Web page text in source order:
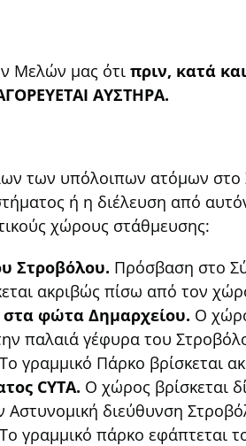
Μελών μας ότι πριν, κατά
ΑΥΣΤΗΡΑ.
των υπόλοιπων ατόμων στο
ή η διέλευση από
χώρους στάθμευσης:
Στροβόλου. Πρόσβαση στο
ακριβώς πίσω από τον
φώτα Δημαρχείου. Ο
παλαιά γέφυρα του
γραμμικό Πάρκο βρίσκεται
CYTA. Ο χώρος βρίσκεται
Αστυνομική διεύθυνση
γραμμικό πάρκο εφάπτεται